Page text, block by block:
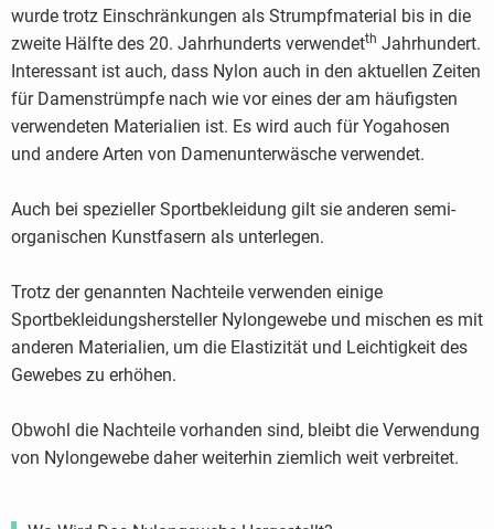
wurde trotz Einschränkungen als Strumpfmaterial bis in die
zweite Hälfte des 20. Jahrhunderts verwendetth Jahrhundert.
Interessant ist auch, dass Nylon auch in den aktuellen Zeiten
für Damenstrümpfe nach wie vor eines der am häufigsten
verwendeten Materialien ist. Es wird auch für Yogahosen
und andere Arten von Damenunterwäsche verwendet.
Auch bei spezieller Sportbekleidung gilt sie anderen semi-
organischen Kunstfasern als unterlegen.
Trotz der genannten Nachteile verwenden einige
Sportbekleidungshersteller Nylongewebe und mischen es mit
anderen Materialien, um die Elastizität und Leichtigkeit des
Gewebes zu erhöhen.
Obwohl die Nachteile vorhanden sind, bleibt die Verwendung
von Nylongewebe daher weiterhin ziemlich weit verbreitet.